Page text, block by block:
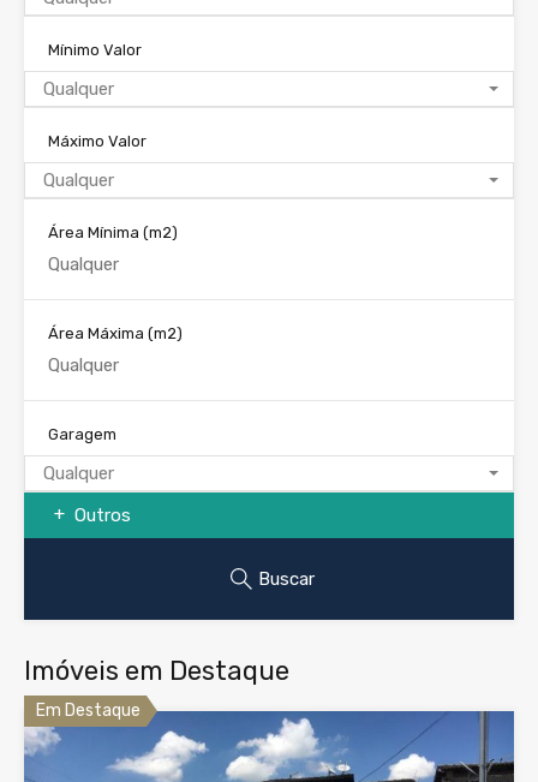
Mínimo Valor
Qualquer
Máximo Valor
Qualquer
Área Mínima (m2)
Área Máxima (m2)
Garagem
Qualquer
Outros
Buscar
Imóveis em Destaque
Em Destaque